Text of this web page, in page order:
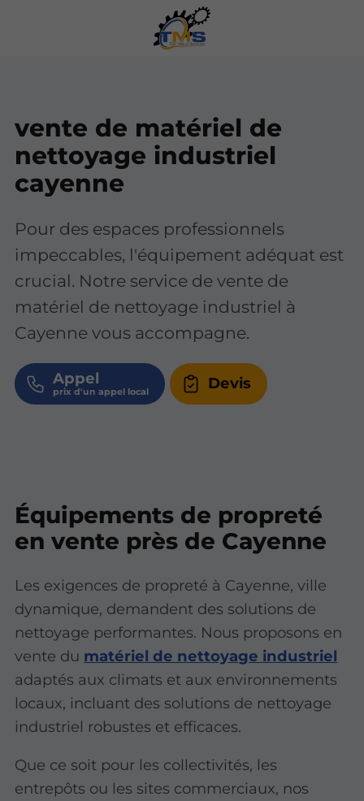
vente de matériel de
nettoyage industriel
cayenne
Pour des espaces professionnels
impeccables, l'équipement adéquat est
crucial. Notre service de vente de
matériel de nettoyage industriel à
Cayenne vous accompagne.
Appel Devis
Équipements de propreté
en vente près de Cayenne
Les exigences de propreté à Cayenne, ville
dynamique, demandent des solutions de
nettoyage performantes. Nous proposons en
vente du matériel de nettoyage industriel
adaptés aux climats et aux environnements
locaux, incluant des solutions de nettoyage
industriel robustes et efficaces.
Que ce soit pour les collectivités, les
entrepôts ou les sites commerciaux, nos